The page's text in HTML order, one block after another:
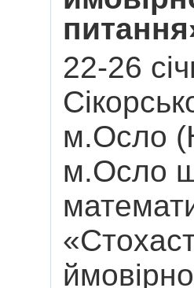
22-26
м.Осло
м.Осло